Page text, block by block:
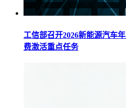
工信部召开2026新能源汽车
费激活重点任务